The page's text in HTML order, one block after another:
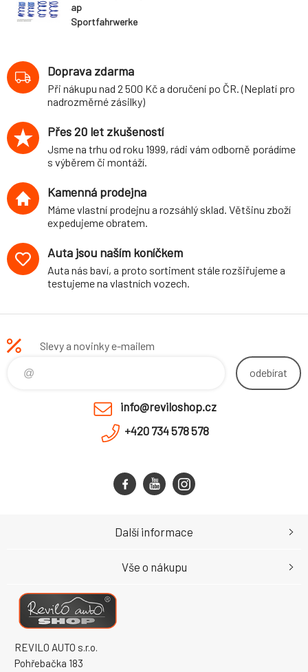
ap
Sportfahrwerke
zatížení PN do
1260 kg, snížení
30 mm / 20 mm
Doprava zdarma
Při nákupu nad 2 500 Kč a doručení po ČR. (Neplatí pro
nadrozměrné zásilky)
Přes 20 let zkušeností
Jsme na trhu od roku 1999, rádi vám odborně porádíme
s výběrem či montáží.
Kamenná prodejna
Máme vlastní prodejnu a rozsáhlý sklad. Většinu zboží
expedujeme obratem.
Auta jsou naším koníčkem
Auta nás baví, a proto sortiment stále rozšiřujeme a
testujeme na vlastních vozech.
Slevy a novinky e-mailem
odebírat
info@reviloshop.cz
+420 734 578 578
REVILO AUTO s.r.o.
Pohřebačka 183
Další informace
Vše o nákupu